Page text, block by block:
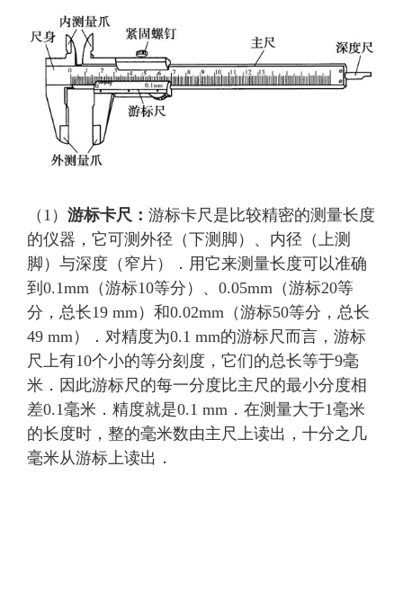
（1） 游标卡尺： 游标卡尺是比较精密的测量长度
的仪器，它可测外径（下测脚）、内径（上测
脚）与深度（窄片）．用它来测量长度可以准确
到0.1mm（游标10等分）、0.05mm（游标20等
分，总长19 mm）和0.02mm（游标50等分，总长
49 mm）．对精度为0.1 mm的游标尺而言，游标
尺上有10个小的等分刻度，它们的总长等于9毫
米．因此游标尺的每一分度比主尺的最小分度相
差0.1毫米．精度就是0.1 mm．在测量大于1毫米
的长度时，整的毫米数由主尺上读出，十分之几
毫米从游标上读出．